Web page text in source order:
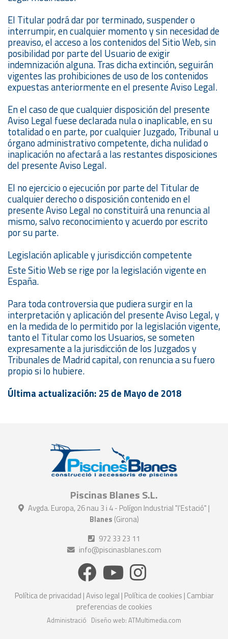
El Titular podrá dar por terminado, suspender o
interrumpir, en cualquier momento y sin necesidad de
preaviso, el acceso a los contenidos del Sitio Web, sin
posibilidad por parte del Usuario de exigir
indemnización alguna. Tras dicha extinción, seguirán
vigentes las prohibiciones de uso de los contenidos
expuestas anteriormente en el presente Aviso Legal.
En el caso de que cualquier disposición del presente
Aviso Legal fuese declarada nula o inaplicable, en su
totalidad o en parte, por cualquier Juzgado, Tribunal u
órgano administrativo competente, dicha nulidad o
inaplicación no afectará a las restantes disposiciones
del presente Aviso Legal.
El no ejercicio o ejecución por parte del Titular de
cualquier derecho o disposición contenido en el
presente Aviso Legal no constituirá una renuncia al
mismo, salvo reconocimiento y acuerdo por escrito
por su parte.
Legislación aplicable y jurisdicción competente
Este Sitio Web se rige por la legislación vigente en
España.
Para toda controversia que pudiera surgir en la
interpretación y aplicación del presente Aviso Legal, y
en la medida de lo permitido por la legislación vigente,
tanto el Titular como los Usuarios, se someten
expresamente a la jurisdicción de los Juzgados y
Tribunales de Madrid capital, con renuncia a su fuero
propio si lo hubiere.
Última actualización: 25 de Mayo de 2018
Piscinas Blanes S.L.
Avgda. Europa, 26 nau 3 i 4 - Polígon Industrial "l'Estació" |
Blanes (Girona)
972 33 23 11
info@piscinasblanes.com
Política de privacidad |Aviso legal | Política de cookies | Cambiar
preferencias de cookies
Administració Diseño web: ATMultimedia.com